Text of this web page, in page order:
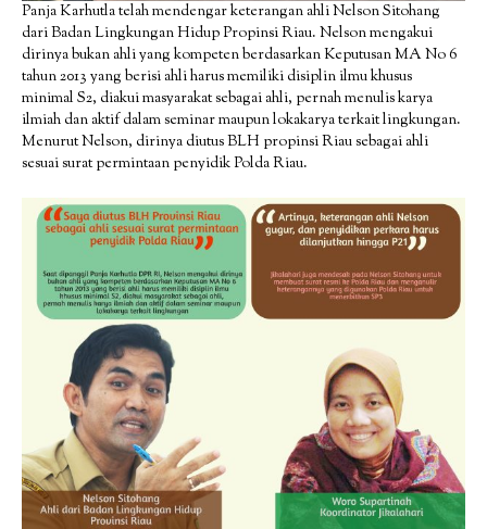
Panja Karhutla telah mendengar keterangan ahli Nelson Sitohang
dari Badan Lingkungan Hidup Propinsi Riau. Nelson mengakui
dirinya bukan ahli yang kompeten berdasarkan Keputusan MA No 6
tahun 2013 yang berisi ahli harus memiliki disiplin ilmu khusus
minimal S2, diakui masyarakat sebagai ahli, pernah menulis karya
ilmiah dan aktif dalam seminar maupun lokakarya terkait lingkungan.
Menurut Nelson, dirinya diutus BLH propinsi Riau sebagai ahli
sesuai surat permintaan penyidik Polda Riau.